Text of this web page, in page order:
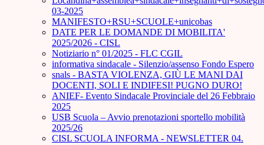
03-2025
MANIFESTO+RSU+SCUOLE+unicobas
DATE PER LE DOMANDE DI MOBILITA'
2025/2026 - CISL
Notiziario n° 01/2025 - FLC CGIL
informativa sindacale - Silenzio/assenso Fondo Espero
snals - BASTA VIOLENZA, GIÙ LE MANI DAI
DOCENTI, SOLI E INDIFESI! PUGNO DURO!
ANIEF- Evento Sindacale Provinciale del 26 Febbraio
2025
USB Scuola – Avvio prenotazioni sportello mobilità
2025/26
CISL SCUOLA INFORMA - NEWSLETTER 04.